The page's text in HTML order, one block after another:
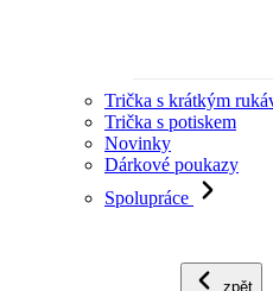
Trička s krátkým
Trička s potiskem
Novinky
Dárkové poukazy
Spolupráce
zpět